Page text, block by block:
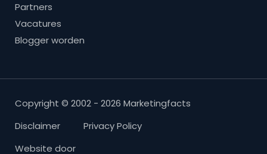
Partners
Vacatures
Blogger worden
Copyright © 2002 - 2026 Marketingfacts
Disclaimer
Privacy Policy
Website door